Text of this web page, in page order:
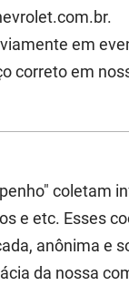
em
correto em
coletam
e etc. Esses
anônima e
da nossa